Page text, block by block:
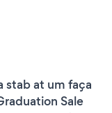
stab at um faça
Sale